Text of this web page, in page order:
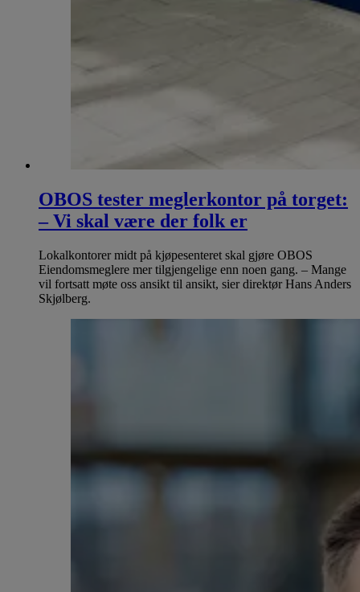
OBOS tester meglerkontor på torget:
– Vi skal være der folk er
Lokalkontorer midt på kjøpesenteret skal gjøre OBOS
Eiendomsmeglere mer tilgjengelige enn noen gang. – Mange
vil fortsatt møte oss ansikt til ansikt, sier direktør Hans Anders
Skjølberg.